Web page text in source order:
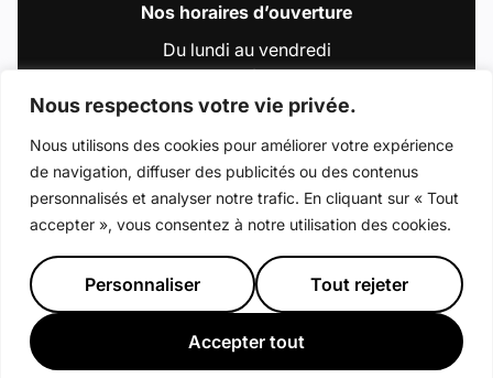
Nous respectons votre vie privée.
Nous utilisons des cookies pour améliorer votre expérience
de navigation, diffuser des publicités ou des contenus
personnalisés et analyser notre trafic. En cliquant sur « Tout
accepter », vous consentez à notre utilisation des cookies.
Personnaliser Tout rejeter
Accepter tout
Nos horaires d’ouverture
Du lundi au vendredi
de 9h00 à 12h30
et de 13h30 à 18h00
Accéder au compte : Facebook (Lien
Accéder au compte : Instagram (Lien
Accéder au compte : Linkedin
Accéder au compte :
Accéder au compte :
Déclaration d’accessibilité
Préférence de consentement
Crédits : La Jungle